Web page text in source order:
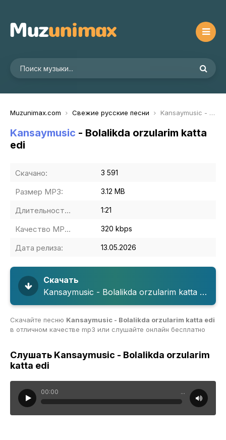
Muzunimax.com Свежие русские песни Kansaymusic - Bolalikda orzularim katta edi
Kansaymusic - Bolalikda orzularim katta
edi
Скачано: 3 591
Размер MP3: 3.12 MB
Длительность MP3: 1:21
Качество MP3: 320 kbps
Дата релиза: 13.05.2026
Скачать
Kansaymusic - Bolalikda orzularim katta edi
Скачайте песню Kansaymusic - Bolalikda orzularim katta edi
в отличном качестве mp3 или слушайте онлайн бесплатно
Слушать Kansaymusic - Bolalikda orzularim
katta edi
00:00 ...